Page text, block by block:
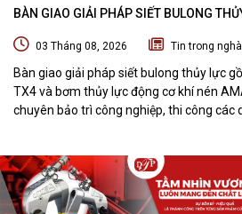
BÀN GIAO GIẢI PHÁP SIẾT BULONG
03 Tháng 08, 2026 Tin trong
Bàn giao giải pháp siết bulong thủy lực
TX4 và bơm thủy lực động cơ khí nén
chuyên bảo trì công nghiệp, thi công các